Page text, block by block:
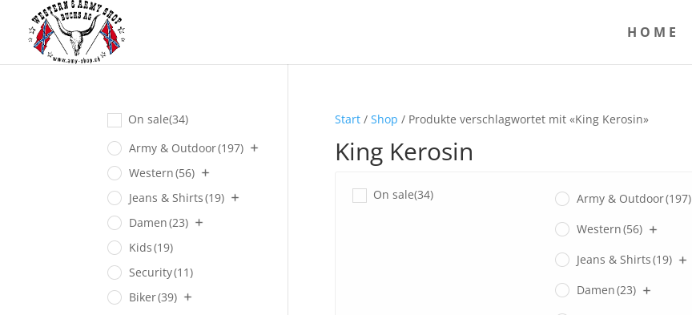
HOME
Start/ Shop / Produkte verschlagwortet mit «King Kerosin»
King Kerosin
On sale(34) Army & Outdoor(197)
Western(56)
Jeans & Shirts(19)
Damen(23)
On sale(34)
Army & Outdoor(197)
Western(56)
Jeans & Shirts(19)
Damen(23)
Kids(19)
Security(11)
Biker(39)